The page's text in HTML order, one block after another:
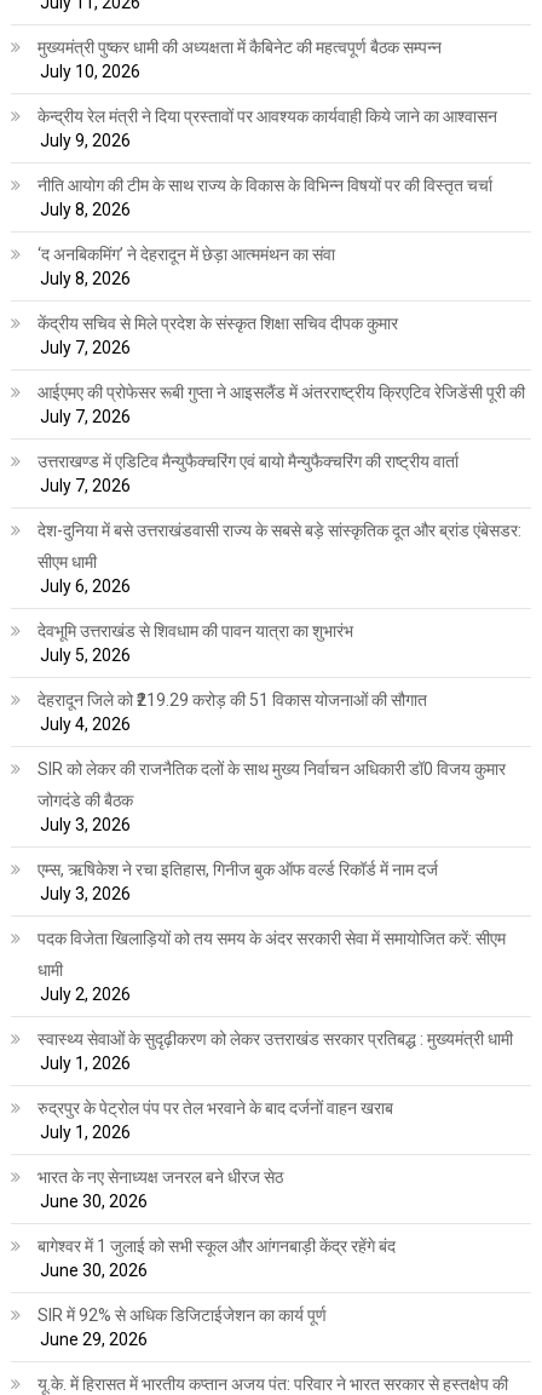
मुख्यमंत्री पुष्कर धामी की अध्यक्षता में कैबिनेट की महत्वपूर्ण बैठक सम्पन्न
July 10, 2026
केन्द्रीय रेल मंत्री ने दिया प्रस्तावों पर आवश्यक कार्यवाही किये जाने का आश्वासन
July 9, 2026
नीति आयोग की टीम के साथ राज्य के विकास के विभिन्न विषयों पर की विस्तृत चर्चा
July 8, 2026
‘द अनबिकमिंग’ ने देहरादून में छेड़ा आत्ममंथन का संवा
July 8, 2026
केंद्रीय सचिव से मिले प्रदेश के संस्कृत शिक्षा सचिव दीपक कुमार
July 7, 2026
आईएमए की प्रोफेसर रूबी गुप्ता ने आइसलैंड में अंतरराष्ट्रीय क्रिएटिव रेजिडेंसी पूरी की
July 7, 2026
उत्तराखण्ड में एडिटिव मैन्युफैक्चरिंग एवं बायो मैन्युफैक्चरिंग की राष्ट्रीय वार्ता
July 7, 2026
देश-दुनिया में बसे उत्तराखंडवासी राज्य के सबसे बड़े सांस्कृतिक दूत और ब्रांड एंबेसडर:
सीएम धामी
July 6, 2026
देवभूमि उत्तराखंड से शिवधाम की पावन यात्रा का शुभारंभ
July 5, 2026
देहरादून जिले को ₹219.29 करोड़ की 51 विकास योजनाओं की सौगात
July 4, 2026
SIR को लेकर की राजनैतिक दलों के साथ मुख्य निर्वाचन अधिकारी डॉ0 विजय कुमार
जोगदंडे की बैठक
July 3, 2026
एम्स, ऋषिकेश ने रचा इतिहास, गिनीज बुक ऑफ वर्ल्ड रिकॉर्ड में नाम दर्ज
July 3, 2026
पदक विजेता खिलाड़ियों को तय समय के अंदर सरकारी सेवा में समायोजित करें: सीएम
धामी
July 2, 2026
स्वास्थ्य सेवाओं के सुदृढ़ीकरण को लेकर उत्तराखंड सरकार प्रतिबद्ध : मुख्यमंत्री धामी
July 1, 2026
रुद्रपुर के पेट्रोल पंप पर तेल भरवाने के बाद दर्जनों वाहन खराब
July 1, 2026
भारत के नए सेनाध्यक्ष जनरल बने धीरज सेठ
June 30, 2026
बागेश्वर में 1 जुलाई को सभी स्कूल और आंगनबाड़ी केंद्र रहेंगे बंद
June 30, 2026
SIR में 92% से अधिक डिजिटाईजेशन का कार्य पूर्ण
June 29, 2026
यू.के. में हिरासत में भारतीय कप्तान अजय पंत: परिवार ने भारत सरकार से हस्तक्षेप की